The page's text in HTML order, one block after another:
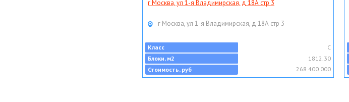
г Москва, ул 1-я Владимирская, д 18А стр 3
г Москва, ул 1-я Владимирская, д 18А стр 3
Класс
C
Блоки, м2
1812.30
Стоимость, руб
268 400 000